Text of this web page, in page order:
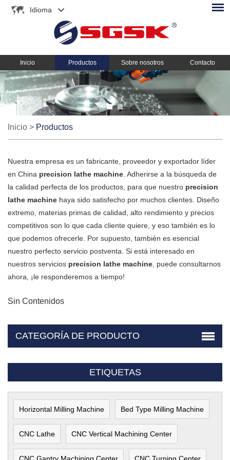
Idioma
Inicio Productos Sobre nosotros Contacto
Inicio > Productos
Nuestra empresa es un fabricante, proveedor y exportador líder
en China precision lathe machine . Adherirse a la búsqueda de
la calidad perfecta de los productos, para que nuestro precision
lathe machine haya sido satisfecho por muchos clientes. Diseño
extremo, materias primas de calidad, alto rendimiento y precios
competitivos son lo que cada cliente quiere, y eso también es lo
que podemos ofrecerle. Por supuesto, también es esencial
nuestro perfecto servicio postventa. Si está interesado en
nuestros servicios precision lathe machine , puede consultarnos
ahora, ¡le responderemos a tiempo!
Sin Contenidos
CATEGORÍA DE PRODUCTO
ETIQUETAS
Horizontal Milling Machine Bed Type Milling Machine
CNC Lathe CNC Vertical Machining Center
CNC Gantry Machining Center CNC Turning Center